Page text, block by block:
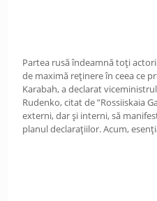
Partea rusă îndeamnă toți
de maximă reținere în ceea ce
Karabah, a declarat
Rudenko, citat de ”Rossiiskaia
externi, dar și interni, să
planul declarațiilor. Acum,